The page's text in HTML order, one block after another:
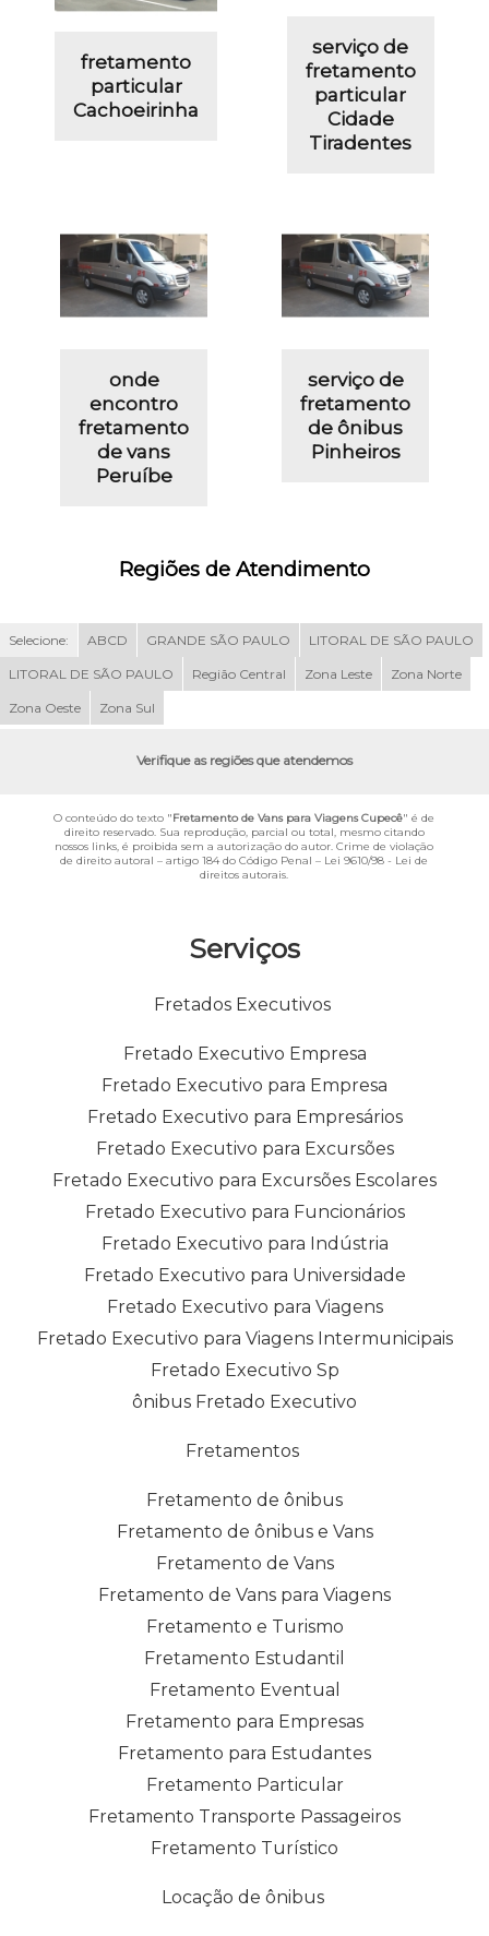
Serviços
Fretados Executivos
Fretado Executivo Empresa
Fretado Executivo para Empresa
Fretado Executivo para Empresários
Fretado Executivo para Excursões
Fretado Executivo para Excursões Escolares
Fretado Executivo para Funcionários
Fretado Executivo para Indústria
Fretado Executivo para Universidade
Fretado Executivo para Viagens
Fretado Executivo para Viagens Intermunicipais
Fretado Executivo Sp
ônibus Fretado Executivo
Fretamentos
Fretamento de ônibus
Fretamento de ônibus e Vans
Fretamento de Vans
Fretamento de Vans para Viagens
Fretamento e Turismo
Fretamento Estudantil
Fretamento Eventual
Fretamento para Empresas
Fretamento para Estudantes
Fretamento Particular
Fretamento Transporte Passageiros
Fretamento Turístico
Locação de ônibus
fretamento
particular
Cachoeirinha
serviço de
fretamento
particular
Cidade
Tiradentes
onde
encontro
fretamento
de vans
Peruíbe
serviço de
fretamento
de ônibus
Pinheiros
Regiões de Atendimento
Selecione: ABCD GRANDE SÃO PAULO LITORAL DE SÃO PAULO
LITORAL DE SÃO PAULO Região Central Zona Leste Zona Norte
Zona Oeste Zona Sul
Verifique as regiões que atendemos
O conteúdo do texto "Fretamento de Vans para Viagens Cupecê" é de
direito reservado. Sua reprodução, parcial ou total, mesmo citando
nossos links, é proibida sem a autorização do autor. Crime de violação
de direito autoral – artigo 184 do Código Penal – Lei 9610/98 - Lei de
direitos autorais.